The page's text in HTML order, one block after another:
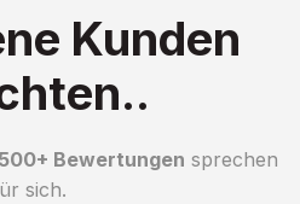
Kunden
Bewertungen sprechen
sich.